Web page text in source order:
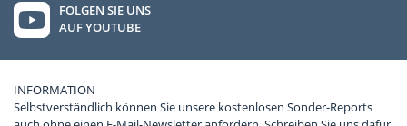
FOLGEN SIE UNS
AUF YOUTUBE
INFORMATION
Selbstverständlich können Sie unsere kostenlosen Sonder-Reports